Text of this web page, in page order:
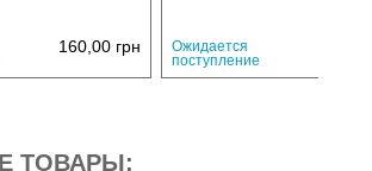
160,00 грн
Ожидается
поступление
ТОВАРЫ: